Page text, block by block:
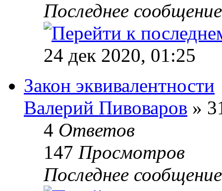
Последнее
24 дек 2020, 01:25
Закон эквивалентности
Валерий Пивоваров »
4 Ответов
147 Просмотров
Последнее